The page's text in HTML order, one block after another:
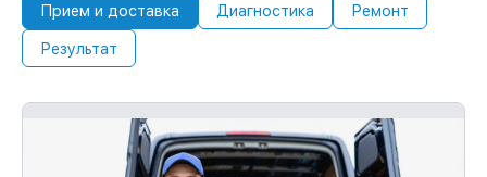
Прием и доставка Диагностика Ремонт
Результат